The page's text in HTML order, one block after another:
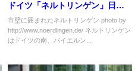
ドイツ「ネルトリンゲン」日帰
りプラン
市壁に囲まれたネルトリンゲン photo by
http://www.noerdlingen.de/ ネルトリンゲン
はドイツの南、バイエルン...